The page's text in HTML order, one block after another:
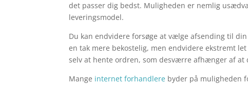
det passer dig bedst. Muligheden er nemlig
leveringsmodel.
Du kan endvidere forsøge at vælge afsending til
en tak mere bekostelig, men endvidere ekstremt
selv at hente ordren, som desværre afhænger af
Mange internet forhandlere byder på muligheden